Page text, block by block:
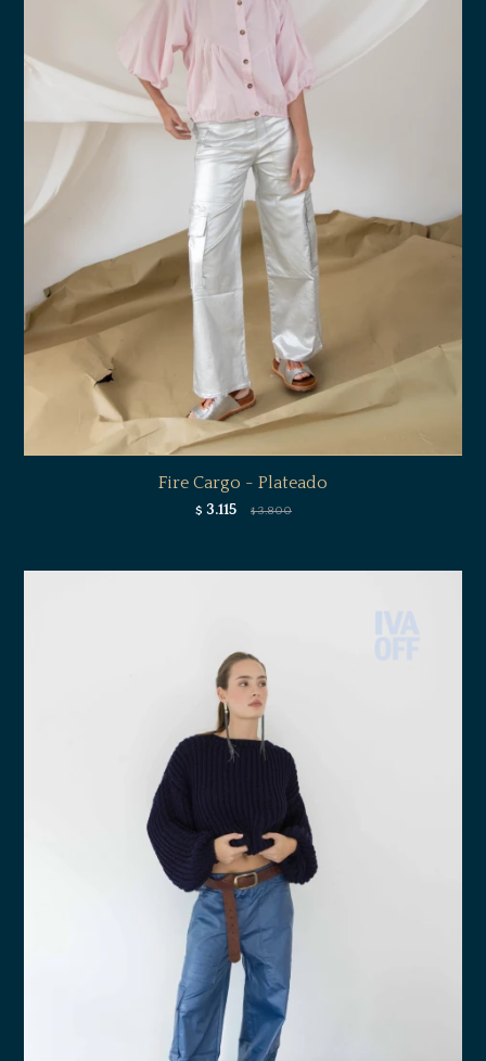
Fire Cargo - Plateado
$ 3.115 $ 3.800